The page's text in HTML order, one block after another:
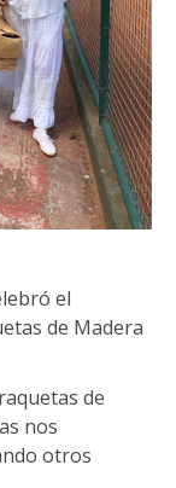
el
de Madera
de
nos
otros